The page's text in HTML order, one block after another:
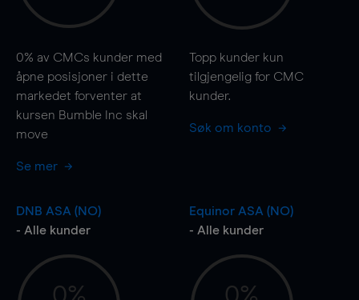
0% av CMCs kunder med
åpne posisjoner i dette
markedet forventer at
kursen Bumble Inc skal
move
Se mer
Topp kunder kun
tilgjengelig for CMC
kunder.
Søk om konto
DNB ASA (NO)
- Alle kunder
Equinor ASA (NO)
- Alle kunder